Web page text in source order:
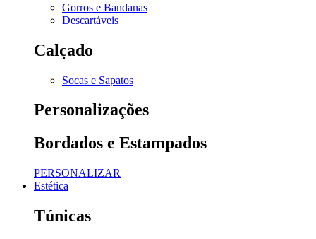
Gorros e Bandanas
Descartáveis
Calçado
Socas e Sapatos
Personalizações
Bordados e Estampados
PERSONALIZAR
Estética
Túnicas